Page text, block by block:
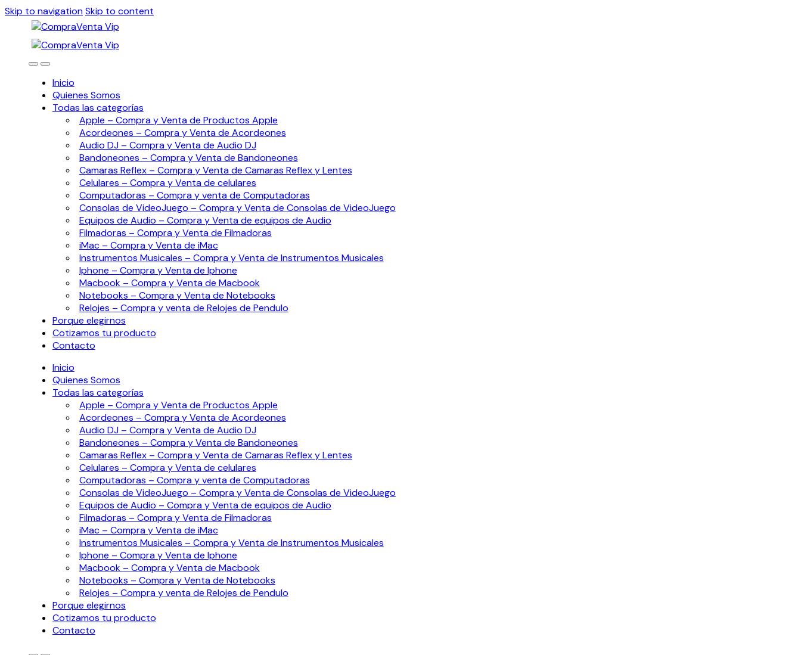
Skip to navigationSkip to content
Inicio
Quienes Somos
Todas las categorías
Apple – Compra y Venta de Productos Apple
Acordeones – Compra y Venta de Acordeones
Audio DJ – Compra y Venta de Audio DJ
Bandoneones – Compra y Venta de Bandoneones
Camaras Reflex – Compra y Venta de Camaras Reflex y Lentes
Celulares – Compra y Venta de celulares
Computadoras – Compra y venta de Computadoras
Consolas de VideoJuego – Compra y Venta de Consolas de VideoJuego
Equipos de Audio – Compra y Venta de equipos de Audio
Filmadoras – Compra y Venta de Filmadoras
iMac – Compra y Venta de iMac
Instrumentos Musicales – Compra y Venta de Instrumentos Musicales
Iphone – Compra y Venta de Iphone
Macbook – Compra y Venta de Macbook
Notebooks – Compra y Venta de Notebooks
Relojes – Compra y venta de Relojes de Pendulo
Porque elegirnos
Cotizamos tu producto
Contacto
Inicio
Quienes Somos
Todas las categorías
Apple – Compra y Venta de Productos Apple
Acordeones – Compra y Venta de Acordeones
Audio DJ – Compra y Venta de Audio DJ
Bandoneones – Compra y Venta de Bandoneones
Camaras Reflex – Compra y Venta de Camaras Reflex y Lentes
Celulares – Compra y Venta de celulares
Computadoras – Compra y venta de Computadoras
Consolas de VideoJuego – Compra y Venta de Consolas de VideoJuego
Equipos de Audio – Compra y Venta de equipos de Audio
Filmadoras – Compra y Venta de Filmadoras
iMac – Compra y Venta de iMac
Instrumentos Musicales – Compra y Venta de Instrumentos Musicales
Iphone – Compra y Venta de Iphone
Macbook – Compra y Venta de Macbook
Notebooks – Compra y Venta de Notebooks
Relojes – Compra y venta de Relojes de Pendulo
Porque elegirnos
Cotizamos tu producto
Contacto